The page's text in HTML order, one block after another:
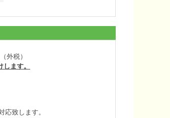
外税）
します。
致します。